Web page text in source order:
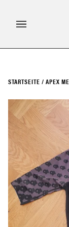
Inhalt
STARTSEITE / APEX